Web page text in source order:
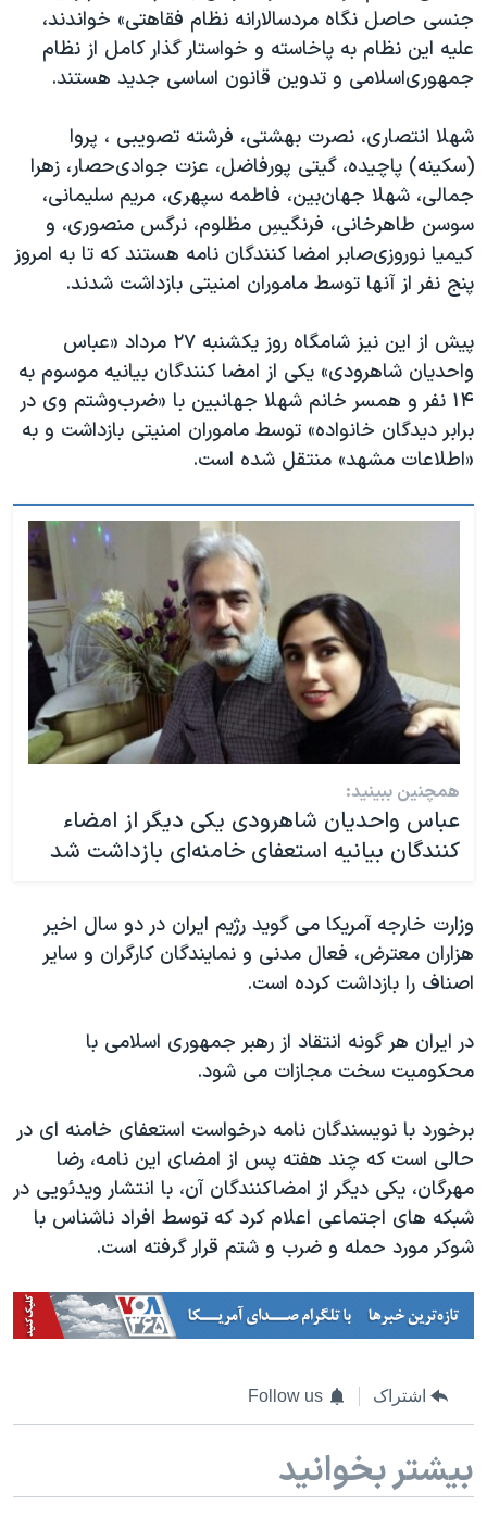
جنسی حاصل نگاه مردسالارانه نظام فقاهتی» خواندند،
علیه این نظام به پاخاسته و خواستار گذار کامل از نظام
جمهوری‌اسلامی و تدوین قانون اساسی جدید هستند.
شهلا انتصاری، نصرت بهشتی، فرشته تصویبی ، پروا
(سکینه) پاچیده، گیتی پورفاضل، عزت جوادی‌حصار، زهرا
جمالی، شهلا جهان‌بین، فاطمه سپهری، مریم سلیمانی،
سوسن طاهرخانی، فرنگیسِ مظلوم، نرگس منصوری، و
کیمیا نوروزی‌صابر امضا کنندگان نامه هستند که تا به امروز
پنج نفر از آنها توسط ماموران امنیتی بازداشت شدند.
پیش از این نیز شامگاه روز یکشنبه ۲۷ مرداد «عباس
واحدیان شاهرودی» یکی از امضا کنندگان بیانیه موسوم به
۱۴ نفر و همسر خانم شهلا جهانبین با «ضرب‌و‌شتم وی در
برابر دیدگان خانواده» توسط ماموران امنیتی بازداشت و به
«اطلاعات مشهد» منتقل شده است.
همچنین ببینید:
عباس واحدیان شاهرودی یکی دیگر از امضاء
کنندگان بیانیه استعفای خامنه‌ای بازداشت شد
وزارت خارجه آمریکا می گوید رژیم ایران در دو سال اخیر
هزاران معترض، فعال مدنی و نمایندگان کارگران و سایر
اصناف را بازداشت کرده است.
در ایران هر گونه انتقاد از رهبر جمهوری اسلامی با
محکومیت سخت مجازات می شود.
برخورد با نویسندگان نامه درخواست استعفای خامنه ای در
حالی است که چند هفته پس از امضای این نامه، رضا
مهرگان، یکی دیگر از امضاکنندگان آن، با انتشار ویدئویی در
شبکه های اجتماعی اعلام کرد که توسط افراد ناشناس با
شوکر مورد حمله و ضرب و شتم قرار گرفته است.
اشتراک Follow us
بیشتر بخوانید